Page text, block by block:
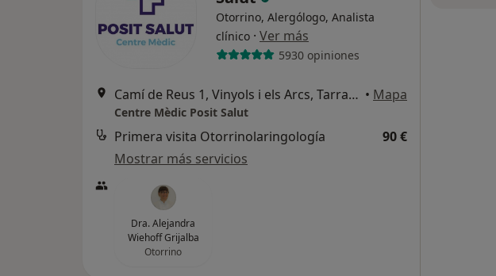
Otorrino, Alergólogo, Analista
clínico · Ver más
5930 opiniones
Camí de Reus 1, Vinyols i els Arcs, Tarragona, España, Vinyols i Els Arcs • Mapa
Centre Mèdic Posit Salut
Primera visita Otorrinolaringología
90 €
Mostrar más servicios
Dra. Alejandra
Wiehoff Grijalba
Otorrino